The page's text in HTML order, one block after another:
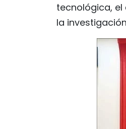
tecnológica,
la